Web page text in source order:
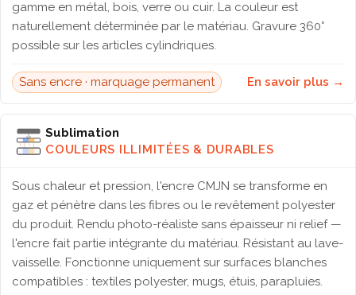
gamme en métal, bois, verre ou cuir. La couleur est
naturellement déterminée par le matériau. Gravure 360°
possible sur les articles cylindriques.
Sans encre · marquage permanent En savoir plus →
Sublimation
COULEURS ILLIMITÉES & DURABLES
Sous chaleur et pression, l'encre CMJN se transforme en
gaz et pénètre dans les fibres ou le revêtement polyester
du produit. Rendu photo-réaliste sans épaisseur ni relief —
l'encre fait partie intégrante du matériau. Résistant au lave-
vaisselle. Fonctionne uniquement sur surfaces blanches
compatibles : textiles polyester, mugs, étuis, parapluies.